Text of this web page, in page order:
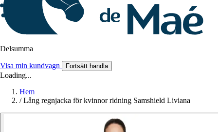
Delsumma
Visa min kundvagn Fortsätt handla
Loading...
Hem
/ Lång regnjacka för kvinnor ridning Samshield Liviana